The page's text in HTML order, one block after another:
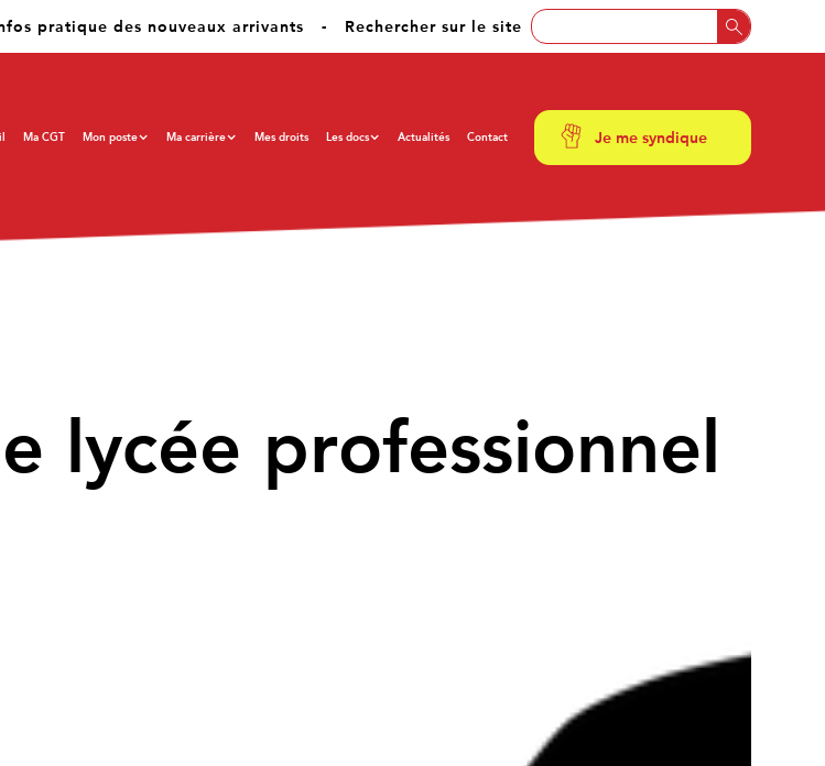
pratique des nouveaux arrivants - Rechercher sur le site
Ma CGT Mon poste Ma carrière Mes droits Les docs Actualités Contact Je me syndique
lycée professionnel